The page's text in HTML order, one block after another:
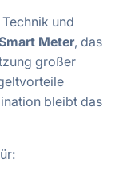
und
Meter, das
großer
bleibt das